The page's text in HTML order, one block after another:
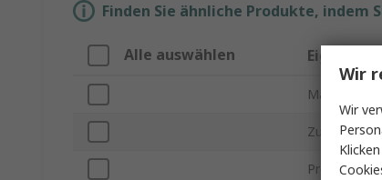
Finden Sie ähnliche Produkte, indem
Alle auswählen
Marke
Zur
Produkt Typ
Wir
Wir